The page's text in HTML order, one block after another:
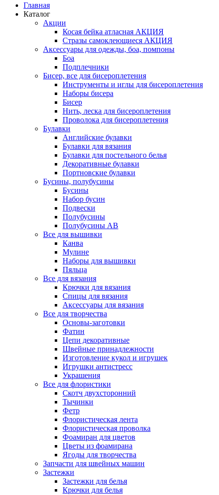
Главная
Каталог
Акции
Косая бейка атласная АКЦИЯ
Стразы самоклеющиеся АКЦИЯ
Аксессуары для одежды, боа, помпоны
Боа
Подплечники
Бисер, все для бисероплетения
Инструменты и иглы для бисероплетения
Наборы бисера
Бисер
Нить, леска для бисероплетения
Проволока для бисероплетения
Булавки
Английские булавки
Булавки для вязания
Булавки для постельного белья
Декоративные булавки
Портновские булавки
Бусины, полубусины
Бусины
Набор бусин
Подвески
Полубусины
Полубусины AB
Все для вышивки
Канва
Мулине
Наборы для вышивки
Пяльца
Все для вязания
Крючки для вязания
Спицы для вязания
Аксессуары для вязания
Все для творчества
Основы-заготовки
Фатин
Цепи декоративные
Швейные принадлежности
Изготовление кукол и игрушек
Игрушки антистресс
Украшения
Все для флористики
Скотч двухсторонний
Тычинки
Фетр
Флористическая лента
Флористическая проволка
Фоамиран для цветов
Цветы из фоамирана
Ягоды для творчества
Запчасти для швейных машин
Застежки
Застежки для белья
Крючки для белья